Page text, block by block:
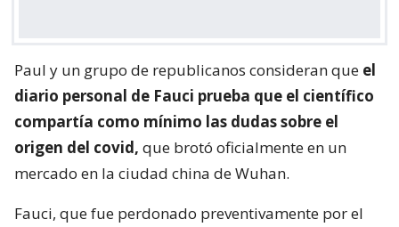
Paul y un grupo de republicanos consideran que el
diario personal de Fauci prueba que el científico
compartía como mínimo las dudas sobre el
origen del covid, que brotó oficialmente en un
mercado en la ciudad china de Wuhan.
Fauci, que fue perdonado preventivamente por el